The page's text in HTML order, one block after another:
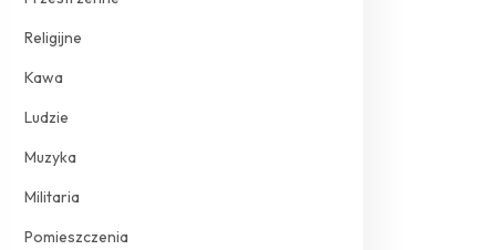
Religijne
Kawa
Ludzie
Muzyka
Militaria
Pomieszczenia